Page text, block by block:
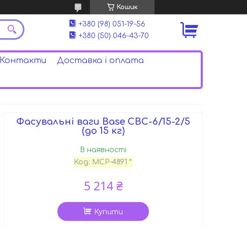
Кошик
+380 (98) 051-19-56
+380 (50) 046-43-70
Контакти
Доставка і оплата
Фасувальні ваги Base CBC-6/15-2/5
(до 15 кг)
В наявності
Код: MCP-4891 *
5 214 ₴
Купити